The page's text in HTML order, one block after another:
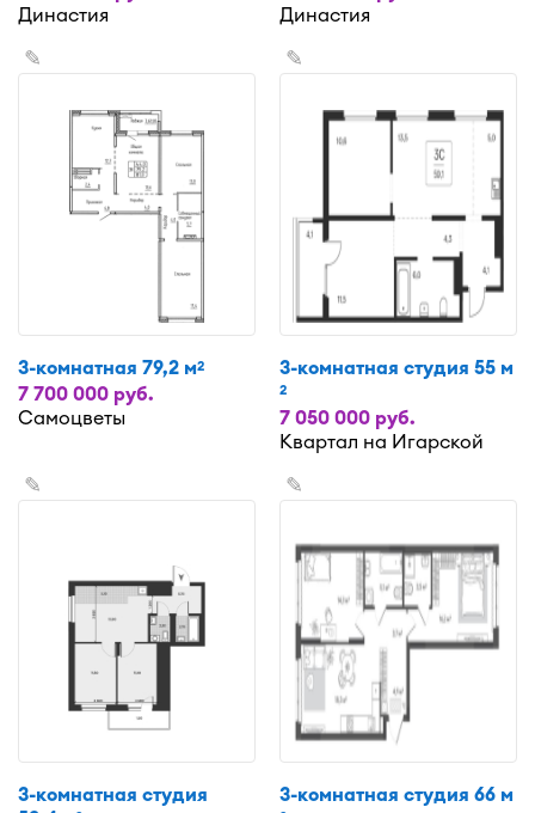
Династия
Династия
✎
3-комнатная 79,2 м2
7 700 000 руб.
Самоцветы
✎
3-комнатная студия 55 м
2
7 050 000 руб.
Квартал на Игарской
✎
3-комнатная студия
✎
3-комнатная студия 66 м